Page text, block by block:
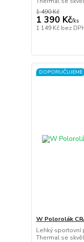
1 490 Kč
1 390 Kč/ks
1 149 Kč bez
DOPORUČUJEME
W Polorolák
Lehký sportovní
Thermal se